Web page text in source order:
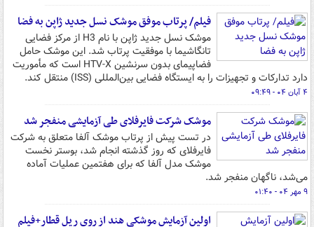
فیلم/ پرتاب موفق موشک نسل جدید ژاپن به فضا
موشک نسل جدید ژاپن با نام H3 از مرکز فضایی
تانگاشیما با موفقیت پرتاب شد. این موشک حامل
فضاپیمای بدون سرنشین HTV-X است که مأموریت
دارد تدارکات و تجهیزات را به ایستگاه فضایی بین‌المللی (ISS) منتقل کند.
۴ آبان ۰۴ - ۰۹:۴۹
موشک شرکت فایرفلای طی آزمایشی منفجر شد
در تست پیش از پرتاب موشک آلفا متعلق به شرکت
فایرفلای که روز گذشته انجام شد، بوستر نخست
موشک مدل آلفا که برای هفتمین عملیات آماده
می‌شد، ناگهان منفجر شد.
۹ مهر ۰۴ - ۰۱:۴۰
اولین آزمایش‌ موشکی هند از روی ریل قطار+فیلم